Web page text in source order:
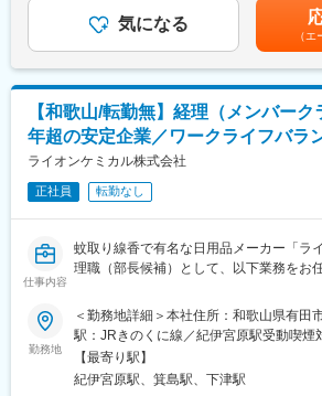
として安定した営業活動が可能です。
・豊富な商品ラインナップを駆使し、顧
・経験に応じた研修プログラムを完備し
プランに合わせた成長を支援します。
■当社の特徴：
・セディアグループの中核企業として、
な商品の卸・流通事業を展開しています。
・5,000億円規模のビジネス展開を目指し
1,000億円以上伸ばした実績があります。
・全国628カ所の営業所で5,606名の社員
たネットワークで、地域に最適な営業戦
■入社後の教育体制
・入社後は現場でOJTの形で業務を覚え
なって頂きます。
・業務はペアで行うものが多く、いきな
ございませんのでご安心下さい。
■仕事のやりがい・魅力
・経験を積むうちに技術を習得すること
い製造へとステップアップでき、未経験
ける事ができます。
・衣食住の住をサポートするやりがいが
・自然の中での仕事になるため、木材・
■組織構成：10名(20代:2名/30代:2名/40
上:1名)
ベテラン社員も多く、まったくの異業界
を通じて上下する可能性があります。月
た表記です。気になる
（
【和歌山/転勤無】経理（メンバー
年超の安定企業／ワークライフバラ
ライオンケミカル株式会社
正社員 転勤なし
仕事内容
蚊取り線香で有名な日用品メーカー「ラ
理職（部長候補）として、以下業務をお
・日次業務（仕訳、売掛・買掛管理、請
ど）
・月次決算、資金繰りの策定
・予実管理・分析
・経営管理資料の作成
勤務地
＜勤務地詳細＞本社住所：和歌山県有田
駅：JRきのくに線／紀伊宮原駅受動喫煙
あり変更の範囲：会社の定める事業所
【最寄り駅】
紀伊宮原駅、箕島駅、下津駅